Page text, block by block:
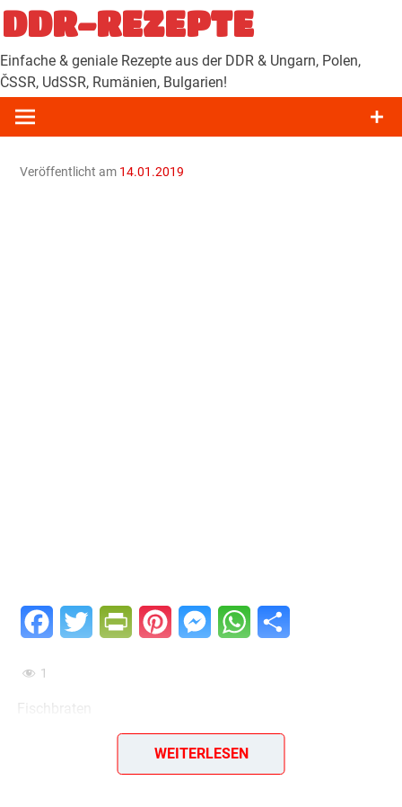
Zum
Inhalt
springen
DDR-REZEPTE
Einfache & geniale Rezepte aus der DDR & Ungarn, Polen,
ČSSR, UdSSR, Rumänien, Bulgarien!
Veröffentlicht am 14.01.2019
FacebookTwitter PrintFriendly
PinterestMessengerWhatsApp
1
Fischbraten
Zitronensaft oder Essig,
WEITERLESEN